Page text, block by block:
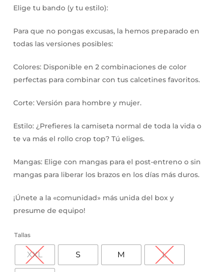
Elige tu bando (y tu estilo):
Para que no pongas excusas, la hemos preparado en
todas las versiones posibles:
Colores: Disponible en 2 combinaciones de color
perfectas para combinar con tus calcetines favoritos.
Corte: Versión para hombre y mujer.
Estilo: ¿Prefieres la camiseta normal de toda la vida o
te va más el rollo crop top? Tú eliges.
Mangas: Elige con mangas para el post-entreno o sin
mangas para liberar los brazos en los días más duros.
¡Únete a la «comunidad» más unida del box y
presume de equipo!
Tallas
XXL S M L